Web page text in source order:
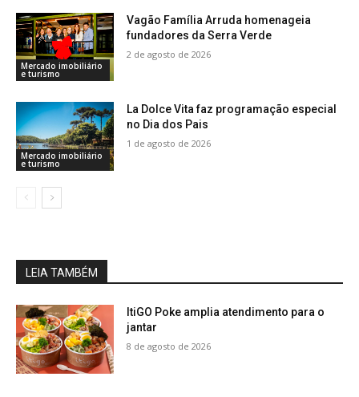
Mercado imobiliário
e turismo
Vagão Família Arruda homenageia
fundadores da Serra Verde
2 de agosto de 2026
Mercado imobiliário
e turismo
La Dolce Vita faz programação especial
no Dia dos Pais
1 de agosto de 2026
LEIA TAMBÉM
ItiGO Poke amplia atendimento para o
jantar
8 de agosto de 2026